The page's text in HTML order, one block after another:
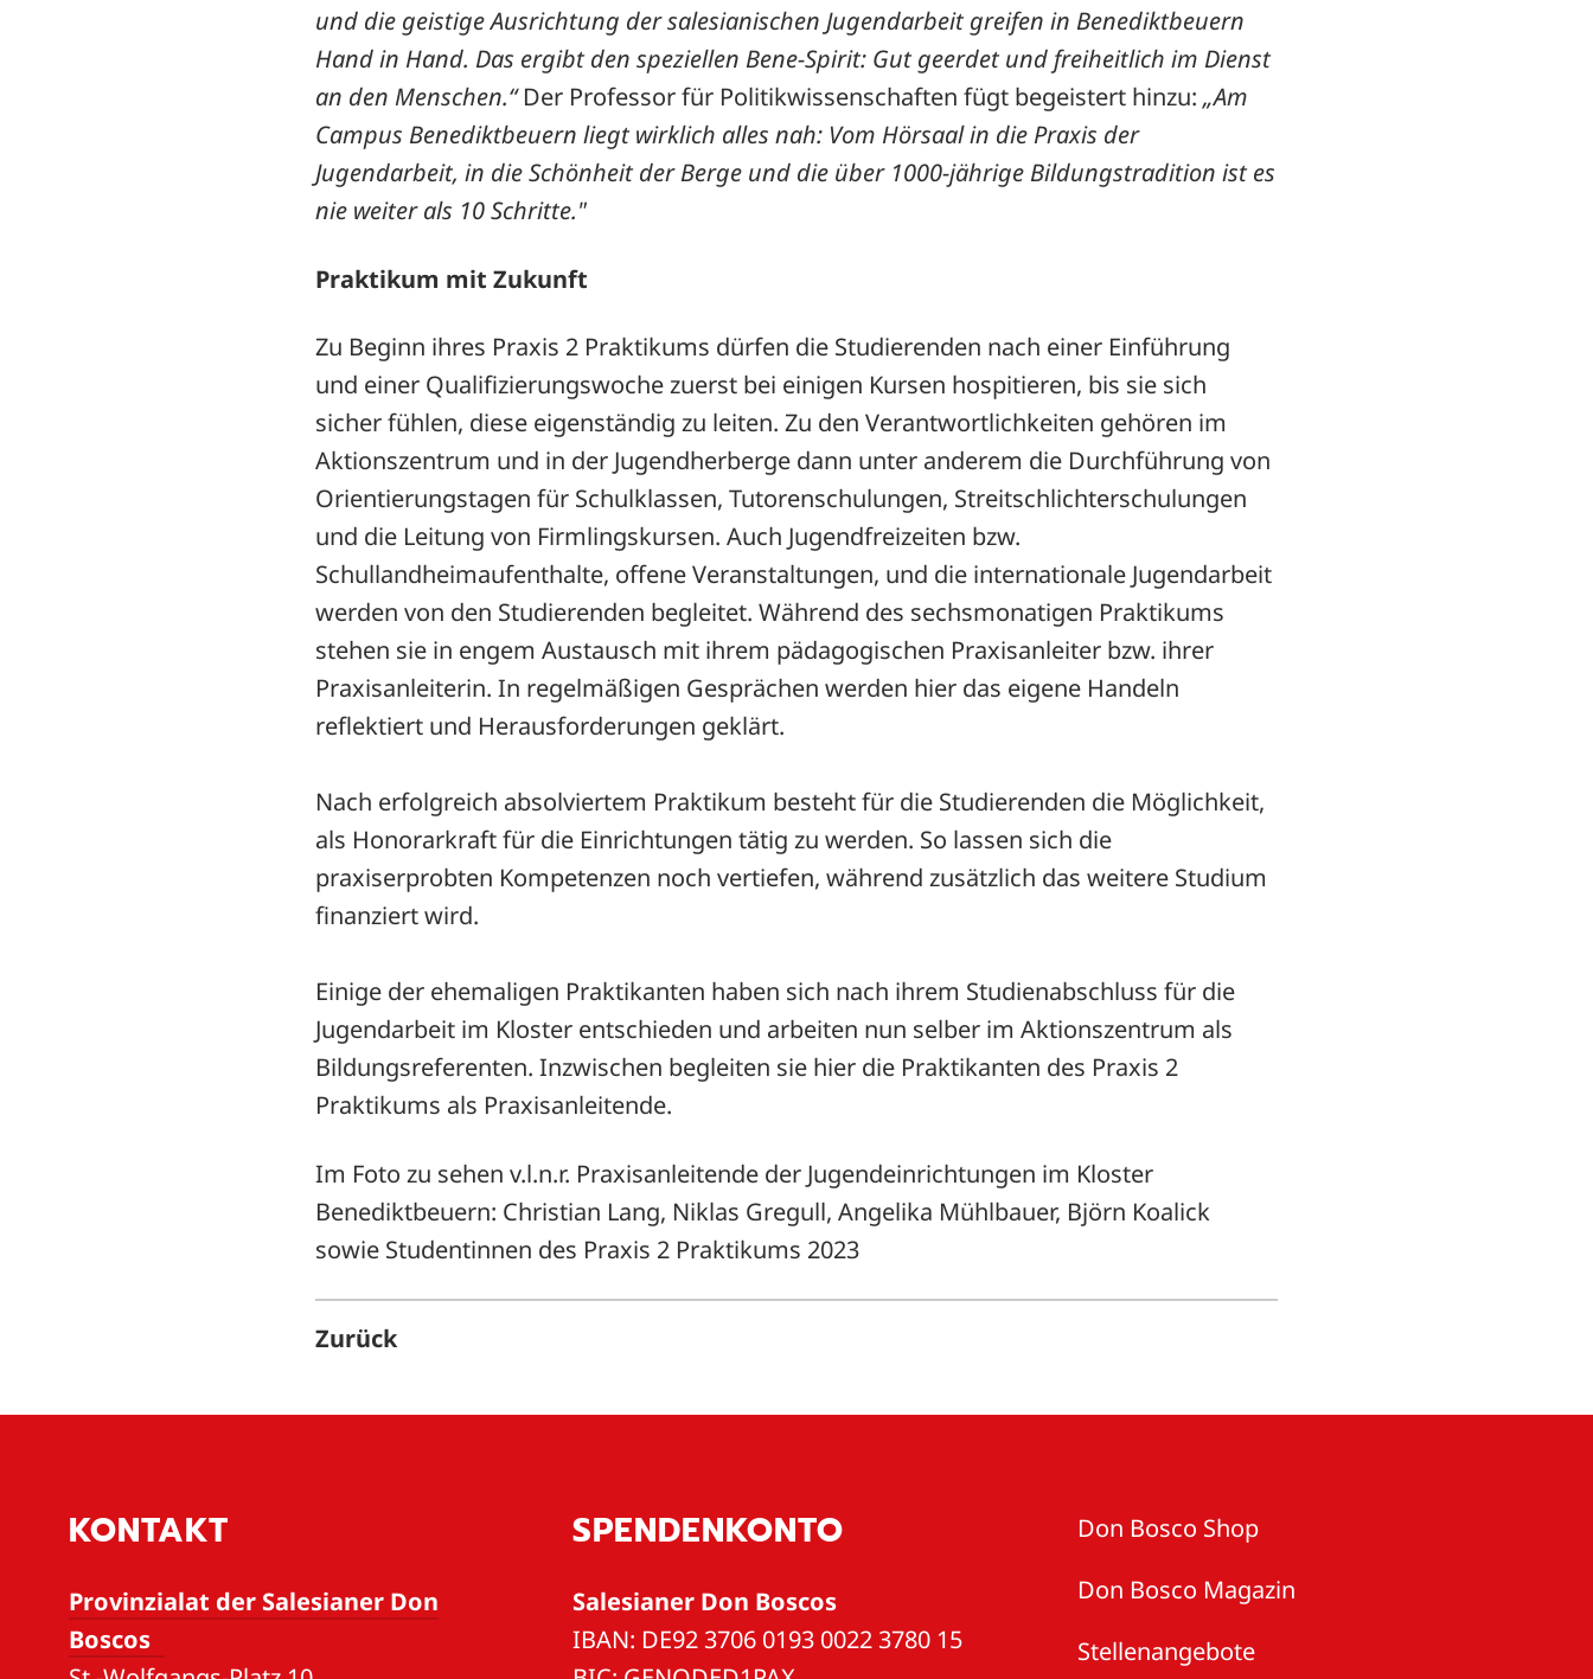
und die geistige Ausrichtung der salesianischen Jugendarbeit greifen in Benediktbeuern
Hand in Hand. Das ergibt den speziellen Bene-Spirit: Gut geerdet und freiheitlich im Dienst
an den Menschen.“Der Professor für Politikwissenschaften fügt begeistert hinzu: „Am
Campus Benediktbeuern liegt wirklich alles nah: Vom Hörsaal in die Praxis der
Jugendarbeit, in die Schönheit der Berge und die über 1000-jährige Bildungstradition ist es
nie weiter als 10 Schritte."
Praktikum mit Zukunft
Zu Beginn ihres Praxis 2 Praktikums dürfen die Studierenden nach einer Einführung
und einer Qualifizierungswoche zuerst bei einigen Kursen hospitieren, bis sie sich
sicher fühlen, diese eigenständig zu leiten. Zu den Verantwortlichkeiten gehören im
Aktionszentrum und in der Jugendherberge dann unter anderem die Durchführung von
Orientierungstagen für Schulklassen, Tutorenschulungen, Streitschlichterschulungen
und die Leitung von Firmlingskursen. Auch Jugendfreizeiten bzw.
Schullandheimaufenthalte, offene Veranstaltungen, und die internationale Jugendarbeit
werden von den Studierenden begleitet. Während des sechsmonatigen Praktikums
stehen sie in engem Austausch mit ihrem pädagogischen Praxisanleiter bzw. ihrer
Praxisanleiterin. In regelmäßigen Gesprächen werden hier das eigene Handeln
reflektiert und Herausforderungen geklärt.
Nach erfolgreich absolviertem Praktikum besteht für die Studierenden die Möglichkeit,
als Honorarkraft für die Einrichtungen tätig zu werden. So lassen sich die
praxiserprobten Kompetenzen noch vertiefen, während zusätzlich das weitere Studium
finanziert wird.
Einige der ehemaligen Praktikanten haben sich nach ihrem Studienabschluss für die
Jugendarbeit im Kloster entschieden und arbeiten nun selber im Aktionszentrum als
Bildungsreferenten. Inzwischen begleiten sie hier die Praktikanten des Praxis 2
Praktikums als Praxisanleitende.
Im Foto zu sehen v.l.n.r. Praxisanleitende der Jugendeinrichtungen im Kloster
Benediktbeuern: Christian Lang, Niklas Gregull, Angelika Mühlbauer, Björn Koalick
sowie Studentinnen des Praxis 2 Praktikums 2023
Zurück
KONTAKT
Provinzialat der Salesianer Don
Boscos
SPENDENKONTO
Salesianer Don Boscos
IBAN: DE92 3706 0193 0022 3780 15
Don Bosco Shop
Don Bosco Magazin
Stellenangebote